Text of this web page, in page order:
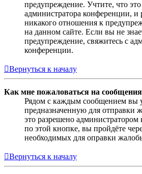
предупреждение. Учтите, что
администратора конференции,
никакого отношения к
на данном сайте. Если вы не
предупреждение, свяжитесь с
конференции.
Вернуться к началу
Как мне пожаловаться на
Рядом с каждым сообщением вы
предназначенную для отправки
это разрешено
по этой кнопке, вы пройдёте
необходимых для оправки
Вернуться к началу